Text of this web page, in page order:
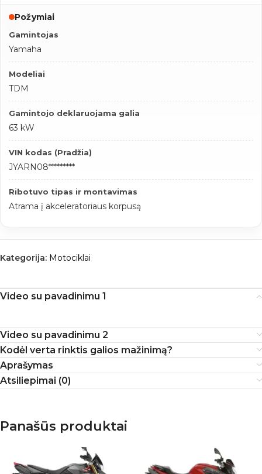
Požymiai
Gamintojas
Yamaha
Modeliai
TDM
Gamintojo deklaruojama galia
63 kW
VIN kodas (Pradžia)
JYARN08*********
Ribotuvo tipas ir montavimas
Atrama į akceleratoriaus korpusą
Kategorija: Motociklai
Video su pavadinimu 1
Video su pavadinimu 2
Kodėl verta rinktis galios mažinimą?
Aprašymas
Atsiliepimai (0)
Panašūs produktai